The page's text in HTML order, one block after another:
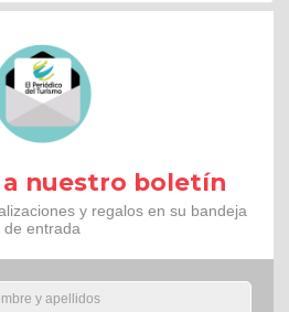
nuestro boletín
y regalos en su bandeja
de entrada